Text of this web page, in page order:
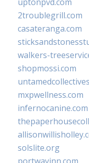
2troublegrill.com
casateranga.com
walkers-
shopmossi.com
mxpwellness.com
infernocanine.com
solslite.org